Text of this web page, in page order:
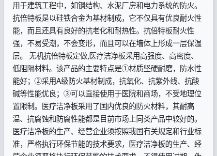
用于建筑工程中，如钢结构、水泥厂房和电力系统的防火。
抗倍特板是以硅铁合金为基材制成，它不仅具有优良耐火性
能，而且还具有良好的抗老化和耐热性。抗倍特板耐火性
强，不易受潮，不会变形，而且可以在墙体上形成一层保温
层。 无机抗倍特板定做,医疗洁净板采用高强度、高密度、
低阻隔材料。该产品的主要特点是①材质坚硬耐磨，防水性
能好；②采用A级防火基材制成，抗氧化、抗紫外线、抗酸
碱等性能优良；③可以直接使用于医院和商场，不受地理位
置限制。医疗洁净板采用了国内优良的防火材料，其耐高
温、抗腐蚀和防腐性能都是目前市场上同类产品中较好的。
医疗洁净板的生产、经营企业须按照我国有关规定和行业标
准，严格执行环保节能的技术要求，医疗洁净板的生产、经